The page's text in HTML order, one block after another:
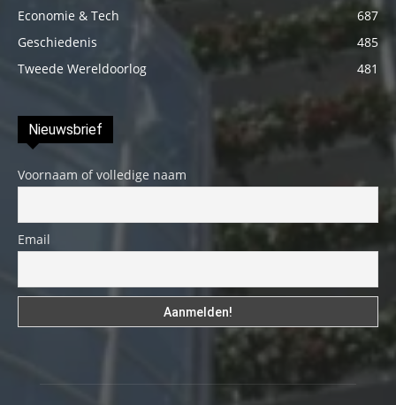
Economie & Tech
687
Geschiedenis
485
Tweede Wereldoorlog
481
Nieuwsbrief
Voornaam of volledige naam
Email